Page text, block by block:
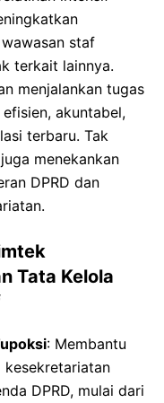
staf
terkait lainnya.
menjalankan tugas
akuntabel,
terbaru. Tak
menekankan
DPRD dan
Tata Kelola
: Membantu
kesekretariatan
DPRD, mulai dari